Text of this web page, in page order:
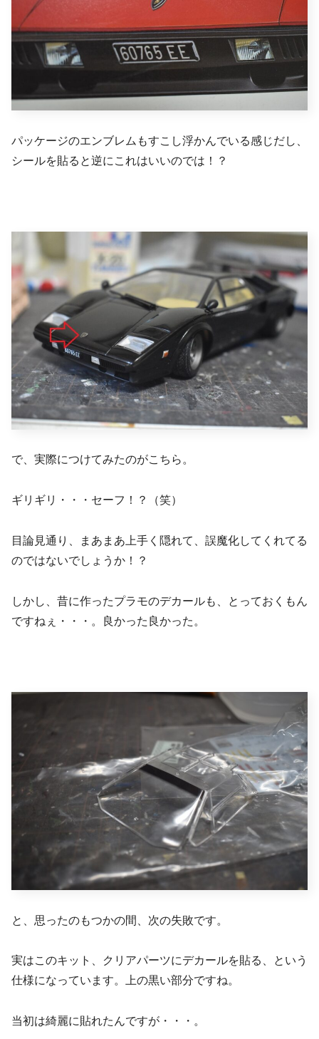
パッケージのエンブレムもすこし浮かんでいる感じだし、
シールを貼ると逆にこれはいいのでは！？
で、実際につけてみたのがこちら。
ギリギリ・・・セーフ！？（笑）
目論見通り、まあまあ上手く隠れて、誤魔化してくれてる
のではないでしょうか！？
しかし、昔に作ったプラモのデカールも、とっておくもん
ですねぇ・・・。良かった良かった。
と、思ったのもつかの間、次の失敗です。
実はこのキット、クリアパーツにデカールを貼る、という
仕様になっています。上の黒い部分ですね。
当初は綺麗に貼れたんですが・・・。